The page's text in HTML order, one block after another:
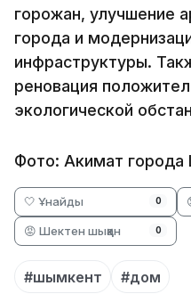
горожан, улучшение
города и
инфраструктуры.
реновация
экологической
Фото: Акимат
🤍 Ұнайды 0
😡 Шектен шыққан 0
#шымкент #дом